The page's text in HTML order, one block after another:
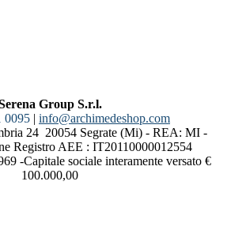
Group S.r.l.
0095 | info@archimedeshop.com
24 20054 Segrate (Mi) - REA: MI -
Registro AEE : IT20110000012554
-Capitale sociale interamente versato €
100.000,00